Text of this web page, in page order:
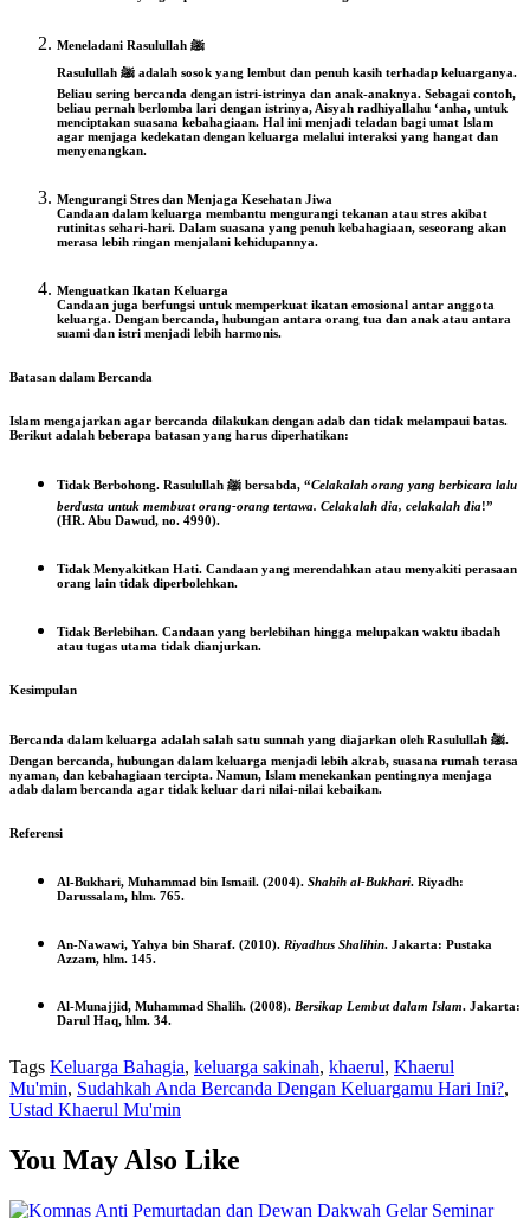
Meneladani Rasulullah ﷺ
Rasulullah ﷺ adalah sosok yang lembut dan penuh kasih terhadap keluarganya.
Beliau sering bercanda dengan istri-istrinya dan anak-anaknya. Sebagai contoh,
beliau pernah berlomba lari dengan istrinya, Aisyah radhiyallahu ‘anha, untuk
menciptakan suasana kebahagiaan. Hal ini menjadi teladan bagi umat Islam
agar menjaga kedekatan dengan keluarga melalui interaksi yang hangat dan
menyenangkan.
Mengurangi Stres dan Menjaga Kesehatan Jiwa
Candaan dalam keluarga membantu mengurangi tekanan atau stres akibat
rutinitas sehari-hari. Dalam suasana yang penuh kebahagiaan, seseorang akan
merasa lebih ringan menjalani kehidupannya.
Menguatkan Ikatan Keluarga
Candaan juga berfungsi untuk memperkuat ikatan emosional antar anggota
keluarga. Dengan bercanda, hubungan antara orang tua dan anak atau antara
suami dan istri menjadi lebih harmonis.
Batasan dalam Bercanda
Islam mengajarkan agar bercanda dilakukan dengan adab dan tidak melampaui batas.
Berikut adalah beberapa batasan yang harus diperhatikan:
Tidak Berbohong. Rasulullah ﷺ bersabda, “Celakalah orang yang berbicara lalu
berdusta untuk membuat orang-orang tertawa. Celakalah dia, celakalah dia!”
(HR. Abu Dawud, no. 4990).
Tidak Menyakitkan Hati. Candaan yang merendahkan atau menyakiti perasaan
orang lain tidak diperbolehkan.
Tidak Berlebihan. Candaan yang berlebihan hingga melupakan waktu ibadah
atau tugas utama tidak dianjurkan.
Kesimpulan
Bercanda dalam keluarga adalah salah satu sunnah yang diajarkan oleh Rasulullah ﷺ.
Dengan bercanda, hubungan dalam keluarga menjadi lebih akrab, suasana rumah terasa
nyaman, dan kebahagiaan tercipta. Namun, Islam menekankan pentingnya menjaga
adab dalam bercanda agar tidak keluar dari nilai-nilai kebaikan.
Referensi
Al-Bukhari, Muhammad bin Ismail. (2004). Shahih al-Bukhari. Riyadh:
Darussalam, hlm. 765.
An-Nawawi, Yahya bin Sharaf. (2010). Riyadhus Shalihin. Jakarta: Pustaka
Azzam, hlm. 145.
Al-Munajjid, Muhammad Shalih. (2008). Bersikap Lembut dalam Islam. Jakarta:
Darul Haq, hlm. 34.
Tags Keluarga Bahagia, keluarga sakinah, khaerul, Khaerul
Mu'min, Sudahkah Anda Bercanda Dengan Keluargamu Hari Ini?,
Ustad Khaerul Mu'min
You May Also Like